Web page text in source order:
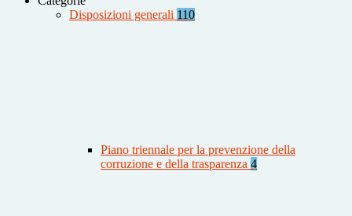
Disposizioni generali 110
Piano triennale per la prevenzione della
corruzione e della trasparenza 4